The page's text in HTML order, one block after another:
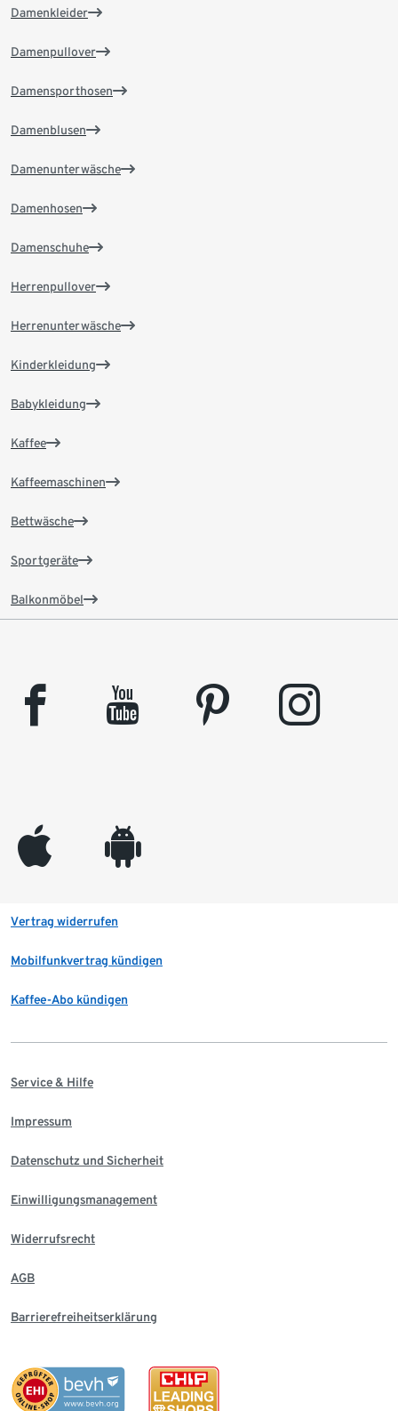
Damenkleider
Damenpullover
Damensporthosen
Damenblusen
Damenunterwäsche
Damenhosen
Damenschuhe
Herrenpullover
Herrenunterwäsche
Kinderkleidung
Babykleidung
Kaffee
Kaffeemaschinen
Bettwäsche
Sportgeräte
Balkonmöbel
facebook youtube pinterest instagram
appleinc android
Vertrag widerrufen
Mobilfunkvertrag kündigen
Kaffee-Abo kündigen
Service & Hilfe
Impressum
Datenschutz und Sicherheit
Einwilligungsmanagement
Widerrufsrecht
AGB
Barrierefreiheitserklärung